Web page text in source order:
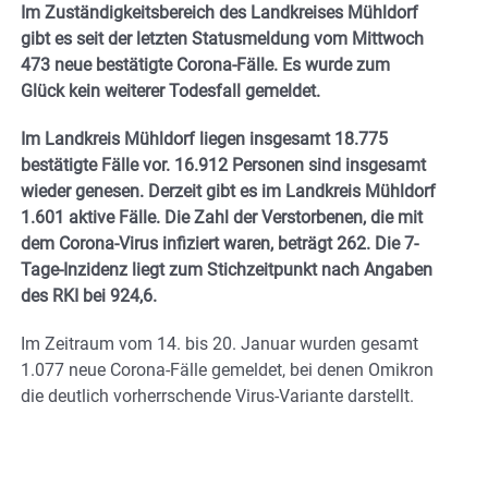
Im Zuständigkeitsbereich des Landkreises Mühldorf
gibt es seit der letzten Statusmeldung vom Mittwoch
473 neue bestätigte Corona-Fälle. Es wurde zum
Glück kein weiterer Todesfall gemeldet.
Im Landkreis Mühldorf liegen insgesamt 18.775
bestätigte Fälle vor. 16.912 Personen sind insgesamt
wieder genesen. Derzeit gibt es im Landkreis Mühldorf
1.601 aktive Fälle. Die Zahl der Verstorbenen, die mit
dem Corona-Virus infiziert waren, beträgt 262. Die 7-
Tage-Inzidenz liegt zum Stichzeitpunkt nach Angaben
des RKI bei 924,6.
Im Zeitraum vom 14. bis 20. Januar wurden gesamt
1.077 neue Corona-Fälle gemeldet, bei denen Omikron
die deutlich vorherrschende Virus-Variante darstellt.